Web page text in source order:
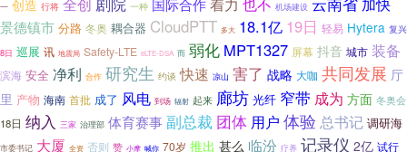
一 创造 行将 一种 国际合作 机场建设
景德镇市 分路 冬奥 耦合器 CloudPTT 多大 18.1亿 19日 轻易 Hytera 复兴
8日 巡展 讯 地震局 Safety-LTE eLTE-DSA 而 弱化 MPT1327 屏幕 抖音 城市 装备
滨海 安全 净利 合作 研究生 约谈 快速 凉山 害了 战略 大咖 共同发展 厅
里 产物 海南 首批 成了 风电 到场 辐射 起来 廊坊 光纤 窄带 成为 方面 冬奥会
18日 纳入 三家 治理部 体育赛事副总裁 团体 用户 体验 总书记 调研海
市委书记 大厦 全资 否则 赞 小摩 喊你 70岁 推出 甚么 临汾 疗养 记录仪 2亿 试行